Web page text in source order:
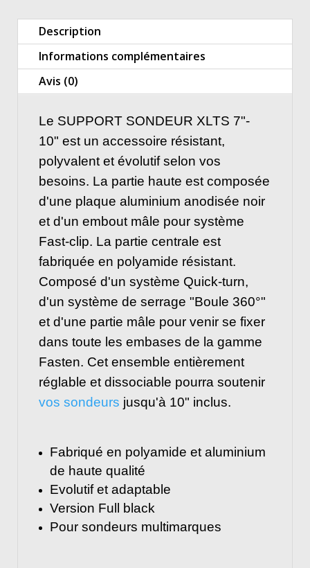
Description
Informations complémentaires
Avis (0)
Le SUPPORT SONDEUR XLTS 7"-
10" est un accessoire résistant,
polyvalent et évolutif selon vos
besoins. La partie haute est composée
d'une plaque aluminium anodisée noir
et d'un embout mâle pour système
Fast-clip. La partie centrale est
fabriquée en polyamide résistant.
Composé d'un système Quick-turn,
d'un système de serrage "Boule 360°"
et d'une partie mâle pour venir se fixer
dans toute les embases de la gamme
Fasten. Cet ensemble entièrement
réglable et dissociable pourra soutenir
vos sondeurs jusqu'à 10" inclus.
Fabriqué en polyamide et aluminium
de haute qualité
Evolutif et adaptable
Version Full black
Pour sondeurs multimarques